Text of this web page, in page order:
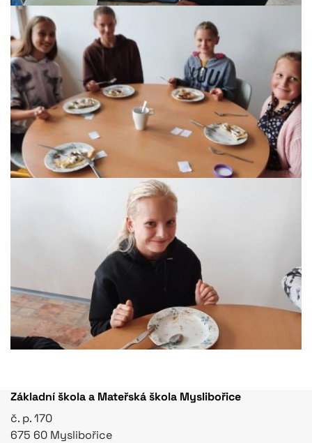
Základní škola a Mateřská škola Myslibořice
č. p. 170
675 60 Myslibořice